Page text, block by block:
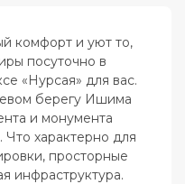
комфорт и уют то,
посуточно в
«Нурсая» для вас.
берегу Ишима
и монумента
Что характерно для
просторные
инфраструктура.